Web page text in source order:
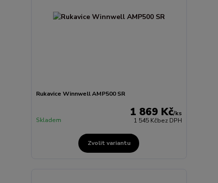
Rukavice Winnwell AMP500 SR
1 869 Kč/ks
1 545 Kčbez DPH
Skladem
Zvolit variantu